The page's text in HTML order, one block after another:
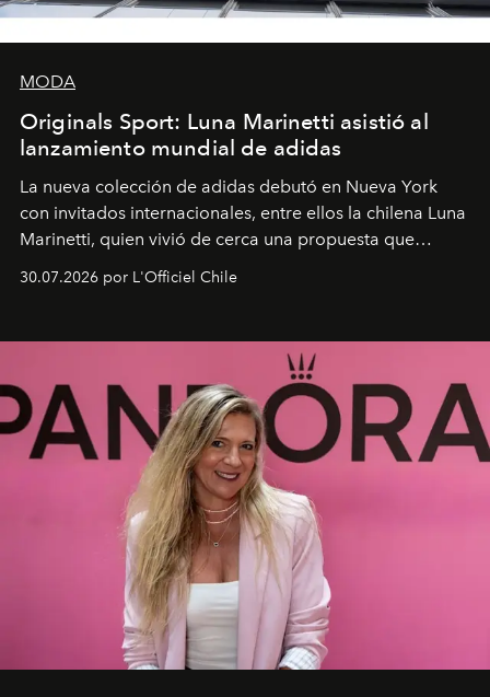
MODA
Originals Sport: Luna Marinetti asistió al
lanzamiento mundial de adidas
La nueva colección de adidas debutó en Nueva York
con invitados internacionales, entre ellos la chilena Luna
Marinetti, quien vivió de cerca una propuesta que
30.07.2026 por L'Officiel Chile